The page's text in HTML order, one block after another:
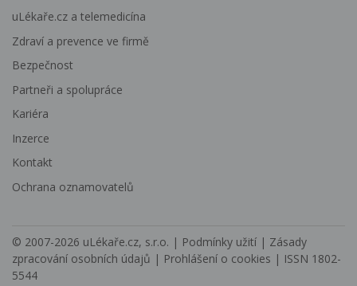
uLékaře.cz a telemedicína
Zdraví a prevence ve firmě
Bezpečnost
Partneři a spolupráce
Kariéra
Inzerce
Kontakt
Ochrana oznamovatelů
© 2007-2026 uLékaře.cz, s.r.o. | Podmínky užití | Zásady
zpracování osobních údajů | Prohlášení o cookies | ISSN 1802-
5544